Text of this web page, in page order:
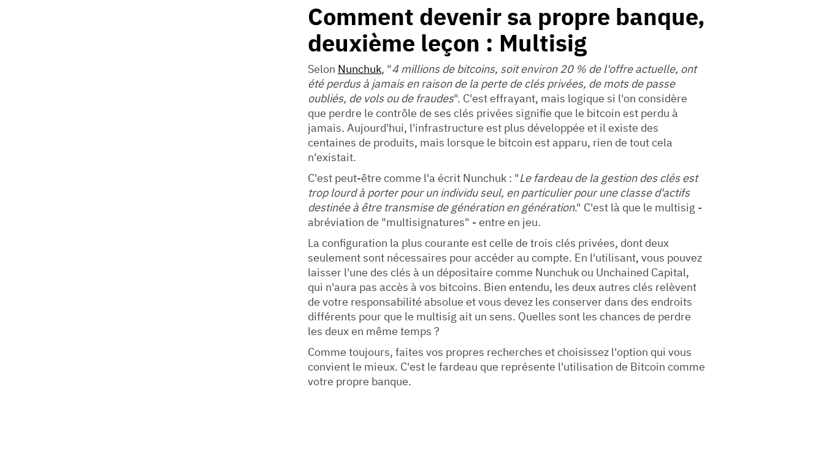
Comment devenir sa propre banque,
deuxième leçon : Multisig
Selon Nunchuk, "4 millions de bitcoins, soit environ 20 % de l'offre actuelle, ont
été perdus à jamais en raison de la perte de clés privées, de mots de passe
oubliés, de vols ou de fraudes". C'est effrayant, mais logique si l'on considère
que perdre le contrôle de ses clés privées signifie que le bitcoin est perdu à
jamais. Aujourd'hui, l'infrastructure est plus développée et il existe des
centaines de produits, mais lorsque le bitcoin est apparu, rien de tout cela
n'existait.
C'est peut-être comme l'a écrit Nunchuk : "Le fardeau de la gestion des clés est
trop lourd à porter pour un individu seul, en particulier pour une classe d'actifs
destinée à être transmise de génération en génération." C'est là que le multisig -
abréviation de "multisignatures" - entre en jeu.
La configuration la plus courante est celle de trois clés privées, dont deux
seulement sont nécessaires pour accéder au compte. En l'utilisant, vous pouvez
laisser l'une des clés à un dépositaire comme Nunchuk ou Unchained Capital,
qui n'aura pas accès à vos bitcoins. Bien entendu, les deux autres clés relèvent
de votre responsabilité absolue et vous devez les conserver dans des endroits
différents pour que le multisig ait un sens. Quelles sont les chances de perdre
les deux en même temps ?
Comme toujours, faites vos propres recherches et choisissez l'option qui vous
convient le mieux. C'est le fardeau que représente l'utilisation de Bitcoin comme
votre propre banque.